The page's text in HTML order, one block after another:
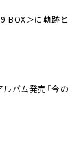
BOX＞に軌跡と
バム発売「今の